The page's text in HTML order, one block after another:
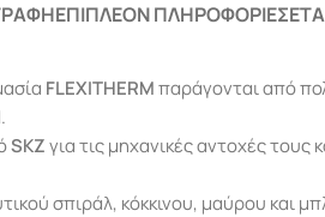
ΕΠΙΠΛΈΟΝ ΠΛΗΡΟΦΟΡΊΕΣ
FLEXITHERMπαράγονται από
SKZγια τις μηχανικές αντοχές
σπιράλ, κόκκινου, μαύρου και